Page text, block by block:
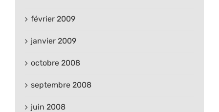
février 2009
janvier 2009
octobre 2008
septembre 2008
juin 2008